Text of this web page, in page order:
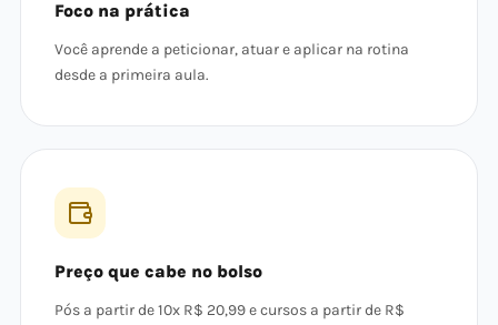
Foco na prática
Você aprende a peticionar, atuar e aplicar na rotina
desde a primeira aula.
Preço que cabe no bolso
Pós a partir de 10x R$ 20,99 e cursos a partir de R$